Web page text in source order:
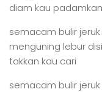
diam kau
semacam bulir jeruk
menguning lebur
takkan kau cari
semacam bulir jeruk